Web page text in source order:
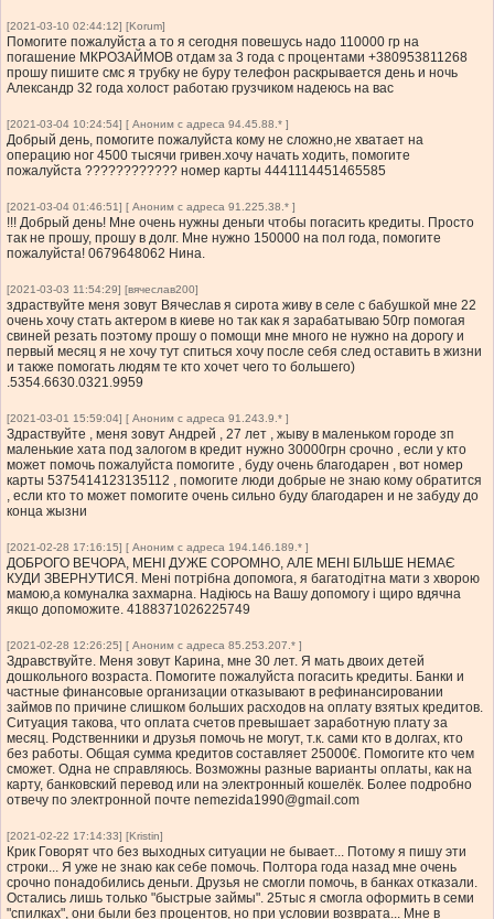
[2021-03-10 02:44:12] [Korum]
Помогите пожалуйста а то я сегодня повешусь надо 110000 гр на
погашение МКРОЗАЙМОВ отдам за 3 года с процентами +380953811268
прошу пишите смс я трубку не буру телефон раскрывается день и ночь
Александр 32 года холост работаю грузчиком надеюсь на вас
[2021-03-04 10:24:54] [ Аноним с адреса 94.45.88.* ]
Добрый день, помогите пожалуйста кому не сложно,не хватает на
операцию ног 4500 тысячи гривен.хочу начать ходить, помогите
пожалуйста ???????????? номер карты 4441114451465585
[2021-03-04 01:46:51] [ Аноним с адреса 91.225.38.* ]
!!! Добрый день! Мне очень нужны деньги чтобы погасить кредиты. Просто
так не прошу, прошу в долг. Мне нужно 150000 на пол года, помогите
пожалуйста! 0679648062 Нина.
[2021-03-03 11:54:29] [вячеслав200]
здраствуйте меня зовут Вячеслав я сирота живу в селе с бабушкой мне 22
очень хочу стать актером в киеве но так как я зарабатываю 50гр помогая
свиней резать поэтому прошу о помощи мне много не нужно на дорогу и
первый месяц я не хочу тут спиться хочу после себя след оставить в жизни
и также помогать людям те кто хочет чего то большего)
.5354.6630.0321.9959
[2021-03-01 15:59:04] [ Аноним с адреса 91.243.9.* ]
Здраствуйте , меня зовут Андрей , 27 лет , жыву в маленьком городе зп
маленькие хата под залогом в кредит нужно 30000грн срочно , если у кто
может помочь пожалуйста помогите , буду очень благодарен , вот номер
карты 5375414123135112 , помогите люди добрые не знаю кому обратится
, если кто то может помогите очень сильно буду благодарен и не забуду до
конца жызни
[2021-02-28 17:16:15] [ Аноним с адреса 194.146.189.* ]
ДОБРОГО ВЕЧОРА, МЕНІ ДУЖЕ СОРОМНО, АЛЕ МЕНІ БІЛЬШЕ НЕМАЄ
КУДИ ЗВЕРНУТИСЯ. Мені потрібна допомога, я багатодітна мати з хворою
мамою,а комуналка захмарна. Надіюсь на Вашу допомогу і щиро вдячна
якщо допоможите. 4188371026225749
[2021-02-28 12:26:25] [ Аноним с адреса 85.253.207.* ]
Здравствуйте. Меня зовут Карина, мне 30 лет. Я мать двоих детей
дошкольного возраста. Помогите пожалуйста погасить кредиты. Банки и
частные финансовые организации отказывают в рефинансировании
займов по причине слишком больших расходов на оплату взятых кредитов.
Ситуация такова, что оплата счетов превышает заработную плату за
месяц. Родственники и друзья помочь не могут, т.к. сами кто в долгах, кто
без работы. Общая сумма кредитов составляет 25000€. Помогите кто чем
сможет. Одна не справляюсь. Возможны разные варианты оплаты, как на
карту, банковский перевод или на электронный кошелёк. Более подробно
отвечу по электронной почте nemezida1990@gmail.com
[2021-02-22 17:14:33] [Kristin]
Крик Говорят что без выходных ситуации не бывает... Потому я пишу эти
строки... Я уже не знаю как себе помочь. Полтора года назад мне очень
срочно понадобились деньги. Друзья не смогли помочь, в банках отказали.
Остались лишь только "быстрые займы". 25тыс я смогла оформить в семи
"спилках", они были без процентов, но при условии возврата... Мне в